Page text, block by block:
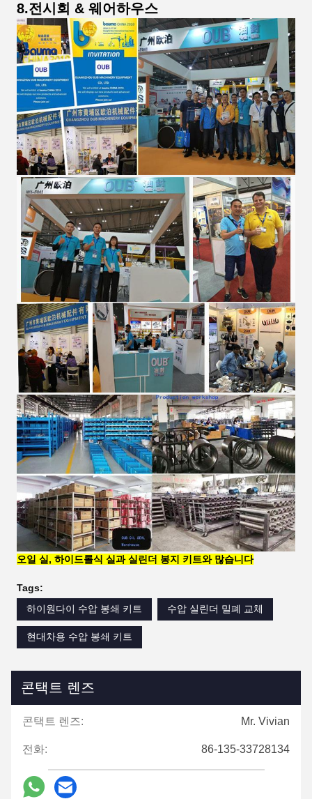
8.전시회 & 웨어하우스
오일 실, 하이드롤식 실과 실린더 봉지 키트와 많습니다
Tags:
하이원다이 수압 봉쇄 키트
수압 실린더 밀폐 교체
현대차용 수압 봉쇄 키트
콘택트 렌즈
콘택트 렌즈: Mr. Vivian
전화: 86-135-33728134